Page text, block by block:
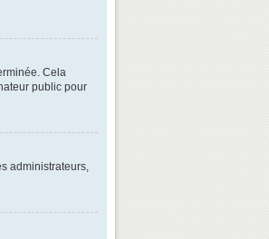
Cela
public pour
administrateurs,